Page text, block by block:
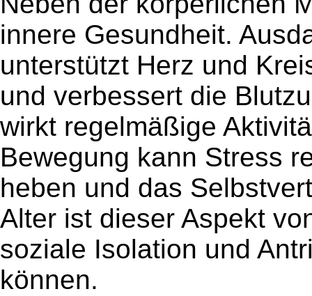
innere Gesundheit.
unterstützt Herz und
und verbessert die
wirkt regelmäßige
Bewegung kann Stress
heben und das
Alter ist dieser Aspekt
soziale Isolation und
können.